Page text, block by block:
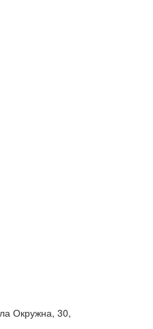
Окружна, 30,